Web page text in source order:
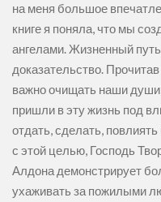
на меня большое
книге я поняла, что мы
ангелами. Жизненный
доказательство.
важно очищать наши
пришли в эту жизнь под
отдать, сделать,
с этой целью, Господь
Алдона демонстрирует
ухаживать за пожилыми